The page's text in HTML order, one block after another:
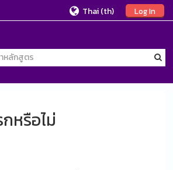
Log In
Thai ‎(th)‎
หรือไม่